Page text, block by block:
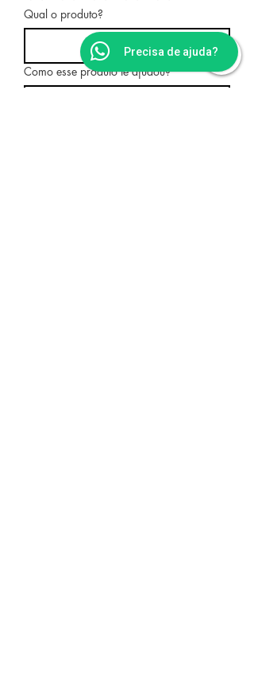
Qual o produto?
Como esse produto te ajudou?
Precisa de ajuda?